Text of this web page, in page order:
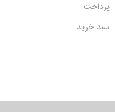
پرداخت
سبد خرید